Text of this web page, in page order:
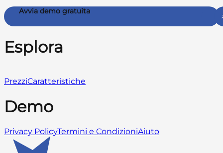
Avvia demo gratuita
Esplora
PrezziCaratteristiche
Demo
Privacy PolicyTermini e CondizioniAiuto